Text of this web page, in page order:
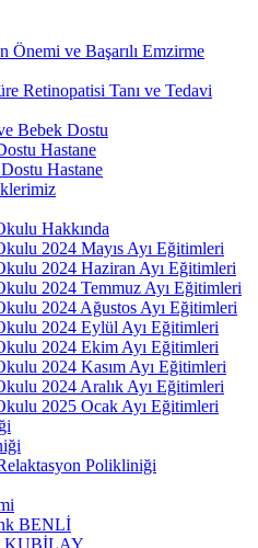
Önemi ve Başarılı Emzirme
Retinopatisi Tanı ve Tedavi
Bebek Dostu
Hastane
Hastane
Hakkında
2024 Mayıs Ayı Eğitimleri
2024 Haziran Ayı Eğitimleri
2024 Temmuz Ayı Eğitimleri
2024 Ağustos Ayı Eğitimleri
2024 Eylül Ayı Eğitimleri
2024 Ekim Ayı Eğitimleri
2024 Kasım Ayı Eğitimleri
2024 Aralık Ayı Eğitimleri
2025 Ocak Ayı Eğitimleri
Polikliniği
BENLİ
KUBİLAY